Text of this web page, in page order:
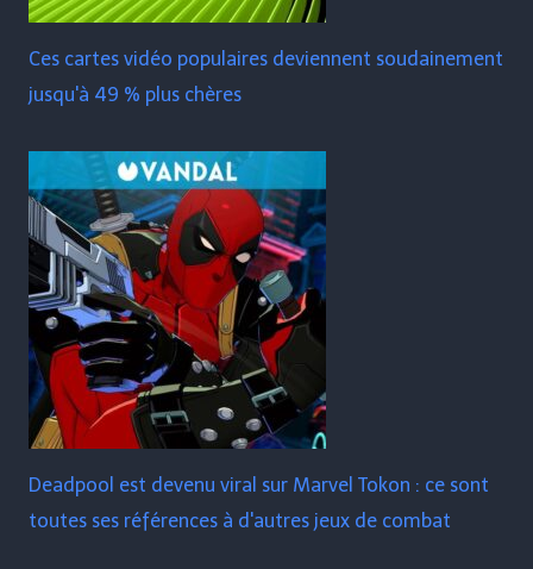
Ces cartes vidéo populaires deviennent soudainement
jusqu'à 49 % plus chères
Deadpool est devenu viral sur Marvel Tokon : ce sont
toutes ses références à d'autres jeux de combat